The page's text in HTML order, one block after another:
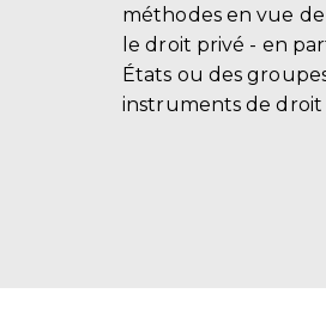
méthodes en vue
le droit privé - en
États ou des
instruments de droit